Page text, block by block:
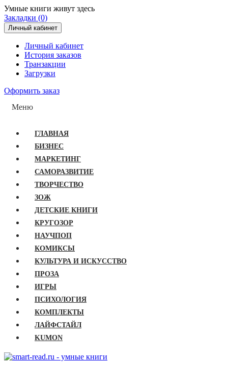
Умные книги живут здесь
Закладки (0)
Личный кабинет
Личный кабинет
История заказов
Транзакции
Загрузки
Оформить заказ
Меню
ГЛАВНАЯ
БИЗНЕС
МАРКЕТИНГ
САМОРАЗВИТИЕ
ТВОРЧЕСТВО
ЗОЖ
ДЕТСКИЕ КНИГИ
КРУГОЗОР
НАУЧПОП
КОМИКСЫ
КУЛЬТУРА И ИСКУССТВО
ПРОЗА
ИГРЫ
ПСИХОЛОГИЯ
КОМПЛЕКТЫ
ЛАЙФСТАЙЛ
KUMON